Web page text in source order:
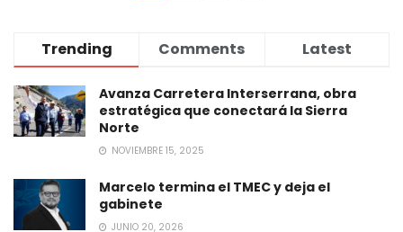
Trending Comments Latest
Avanza Carretera Interserrana, obra
estratégica que conectará la Sierra
Norte
NOVIEMBRE 15, 2025
Marcelo termina el TMEC y deja el
gabinete
JUNIO 20, 2026